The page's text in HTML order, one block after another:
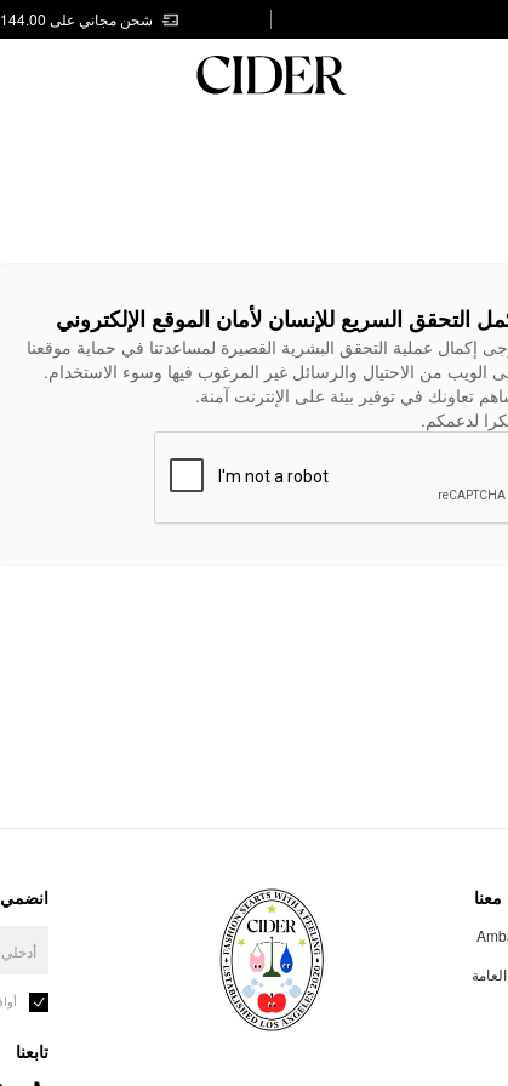
شحن مجاني على AED 144.00
التحقق السريع للإنسان لأمان الموقع الإلكتروني
إكمال عملية التحقق البشرية القصيرة لمساعدتنا في حماية موقعنا
الويب من الاحتيال والرسائل غير المرغوب فيها وسوء الاستخدام.
تعاونك في توفير بيئة على الإنترنت آمنة.
لدعمكم.
انضمي
تابعنا